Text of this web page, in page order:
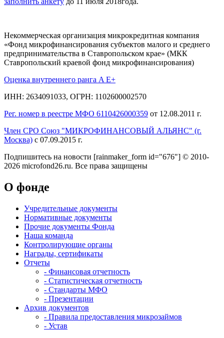
Некоммерческая организация микрокредитная компания
«Фонд микрофинансирования субъектов малого и среднего
предпринимательства в Ставропольском крае» (МКК
Ставропольский краевой фонд микрофинансирования)
Оценка внутреннего ранга A E+
ИНН: 2634091033, ОГРН: 1102600002570
Рег. номер в реестре МФО 6110426000359 от 12.08.2011 г.
Член СРО Союз "МИКРОФИНАНСОВЫЙ АЛЬЯНС" (г.
Москва) с 07.09.2015 г.
Подпишитесь на новости [rainmaker_form id="676"] © 2010-
2026 microfond26.ru. Все права защищены
О фонде
Учредительные документы
Нормативные документы
Прочие документы Фонда
Наша команда
Контролирующие органы
Награды, сертификаты
Отчеты
- Финансовая отчетность
- Статистическая отчетность
- Стандарты МФО
- Презентации
Архив документов
- Правила предоставления микрозаймов
- Устав